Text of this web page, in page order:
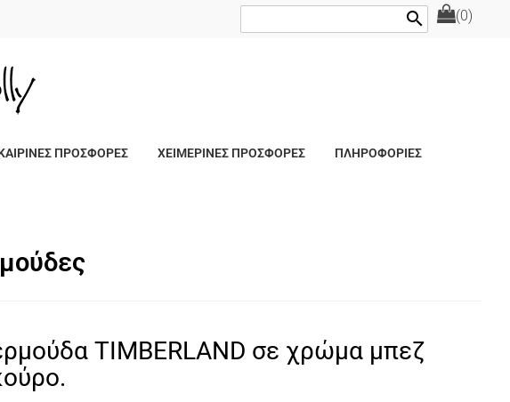
(0)
search
ΠΡΟΣΦΟΡΕΣ ΧΕΙΜΕΡΙΝΕΣ ΠΡΟΣΦΟΡΕΣ ΠΛΗΡΟΦΟΡΙΕΣ
ΤΙΜΒΕRLAND σε χρώμα μπεζ